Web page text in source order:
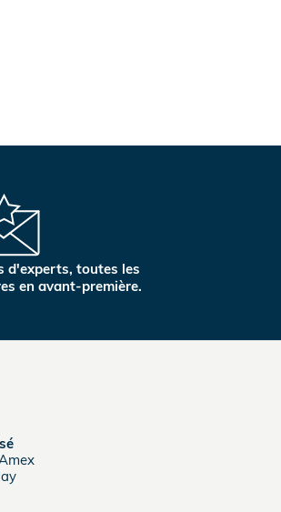
d'experts, toutes les
en avant-première.